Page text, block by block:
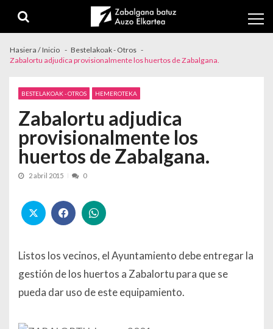
Hasiera / Inicio
Bestelakoak - Otros
Zabalortu adjudica provisionalmente los huertos de Zabalgana.
BESTELAKOAK - OTROS HEMEROTEKA
Zabalortu adjudica
provisionalmente los
huertos de Zabalgana.
2 abril 2015 0
Listos los vecinos, el Ayuntamiento debe entregar la
gestión de los huertos a Zabalortu para que se
pueda dar uso de este equipamiento.